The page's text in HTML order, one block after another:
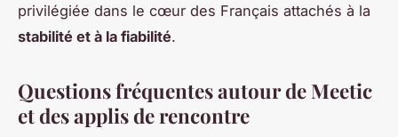
privilégiée dans le cœur des Français attachés à la
stabilité et à la fiabilité.
Questions fréquentes autour de Meetic
et des applis de rencontre